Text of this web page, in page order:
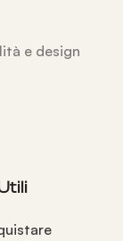
e design